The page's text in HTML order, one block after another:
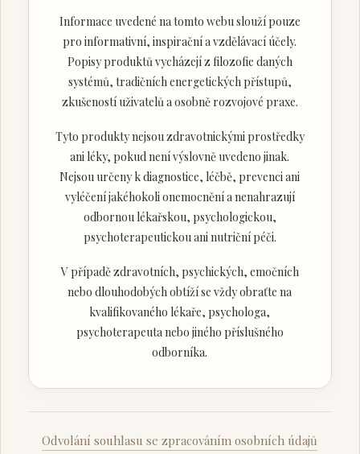
Informace uvedené na tomto webu slouží pouze
pro informativní, inspirační a vzdělávací účely.
Popisy produktů vycházejí z filozofie daných
systémů, tradičních energetických přístupů,
zkušeností uživatelů a osobně rozvojové praxe.
Tyto produkty nejsou zdravotnickými prostředky
ani léky, pokud není výslovně uvedeno jinak.
Nejsou určeny k diagnostice, léčbě, prevenci ani
vyléčení jakéhokoli onemocnění a nenahrazují
odbornou lékařskou, psychologickou,
psychoterapeutickou ani nutriční péči.
V případě zdravotních, psychických, emočních
nebo dlouhodobých obtíží se vždy obraťte na
kvalifikovaného lékaře, psychologa,
psychoterapeuta nebo jiného příslušného
odborníka.
Odvolání souhlasu se zpracováním osobních údajů